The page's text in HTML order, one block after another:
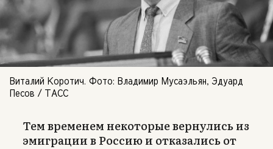
Виталий Коротич. Фото: Владимир Мусаэльян, Эдуард
Песов / ТАСС
Тем временем некоторые вернулись из
эмиграции в Россию и отказались от